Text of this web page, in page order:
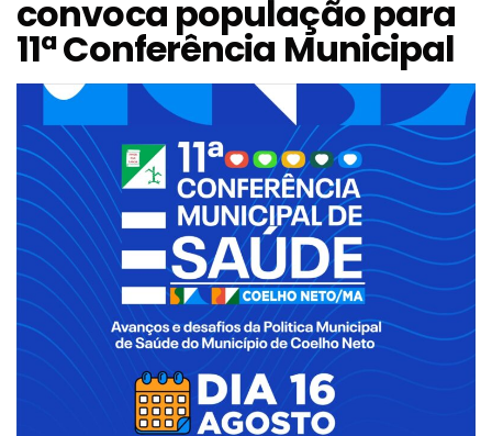
convoca população para
11ª Conferência Municipal